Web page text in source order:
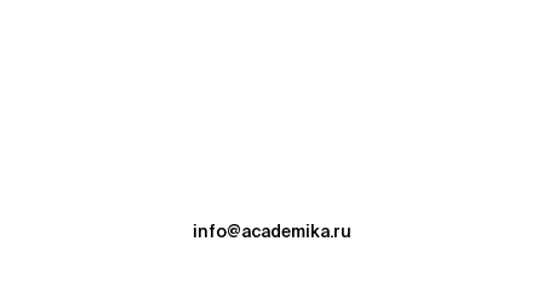
info@academika.ru